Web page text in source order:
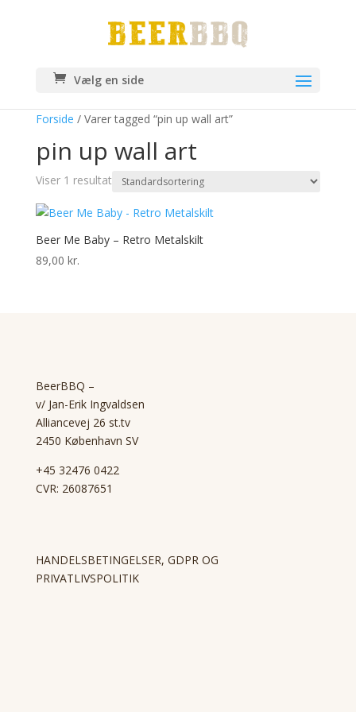
Vælg en side
Forside / Varer tagged “pin up wall art”
pin up wall art
Viser 1 resultat
Beer Me Baby – Retro Metalskilt
89,00 kr.
BeerBBQ –
v/ Jan-Erik Ingvaldsen
Alliancevej 26 st.tv
2450 København SV
+45 32476 0422
CVR: 26087651
HANDELSBETINGELSER, GDPR OG
PRIVATLIVSPOLITIK